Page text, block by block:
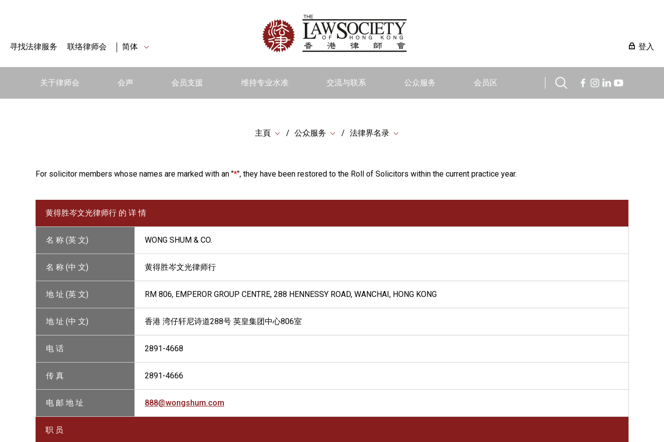
寻找法律服务 联络律师会 简体 登入
关于律师会 会声 会员支援 维持专业水准 交流与联系 公众服务 会员区
主頁 公众服务 法律界名录
For solicitor members whose names are marked with an "*", they have been restored to the Roll of Solicitors within the current practice year.
黄得胜岑文光律师行 的 详 情
名 称 (英 文) WONG SHUM & CO.
名 称 (中 文) 黄得胜岑文光律师行
地 址 (英 文) RM 806, EMPEROR GROUP CENTRE, 288 HENNESSY ROAD, WANCHAI, HONG KONG
地 址 (中 文) 香港 湾仔轩尼诗道288号 英皇集团中心806室
电 话 2891-4668
传 真 2891-4666
电 邮 地 址 888@wongshum.com
职 员